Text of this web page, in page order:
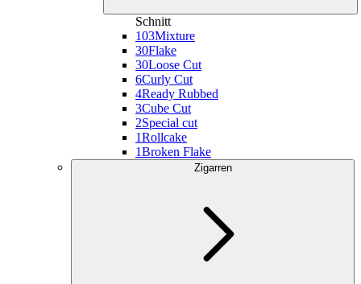
Schnitt
103Mixture
30Flake
30Loose Cut
6Curly Cut
4Ready Rubbed
3Cube Cut
2Special cut
1Rollcake
1Broken Flake
Zigarren